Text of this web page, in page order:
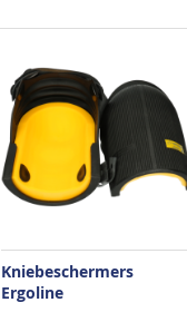
Kniebeschermers
Ergoline